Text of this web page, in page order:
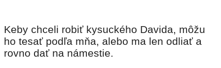
Keby chceli robiť kysuckého Davida, môžu
ho tesať podľa mňa, alebo ma len odliať a
rovno dať na námestie.